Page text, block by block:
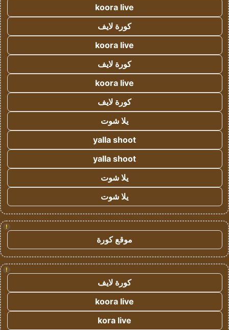
koora live
كورة لايف
koora live
كورة لايف
koora live
كورة لايف
يلا شوت
yalla shoot
yalla shoot
يلا شوت
يلا شوت
!
موقع كورة
!
كورة لايف
koora live
kora live